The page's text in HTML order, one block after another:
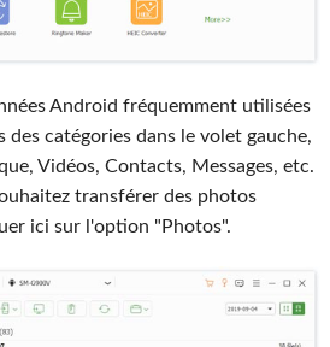
Android fréquemment utilisées
catégories dans le volet gauche,
Vidéos, Contacts, Messages, etc.
transférer des photos
ici sur l'option "Photos".